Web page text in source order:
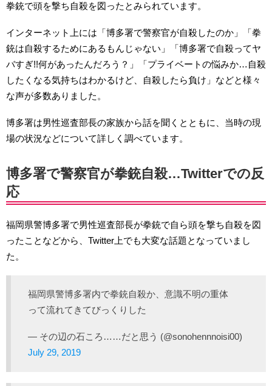
拳銃で頭を撃ち自殺を図ったとみられています。
インターネット上には「博多署で警察官が自殺したのか」「拳
銃は自殺するためにあるもんじゃない」「博多署で自殺ってヤ
バすぎ!!何があったんだろう？」「プライベートの悩みか…自殺
したくなる気持ちはわかるけど、自殺したら負け」などと様々
な声が多数ありました。
博多署は男性巡査部長の家族から話を聞くとともに、当時の現
場の状況などについて詳しく調べています。
博多署で警察官が拳銃自殺…Twitterでの反
応
福岡県警博多署で男性巡査部長が拳銃で自ら頭を撃ち自殺を図
ったことなどから、Twitter上でも大変な話題となっていまし
た。
福岡県警博多署内で拳銃自殺か、意識不明の重体
って流れてきてびっくりした
— その辺の石ころ……だと思う (@sonohennnoisi00)
July 29, 2019